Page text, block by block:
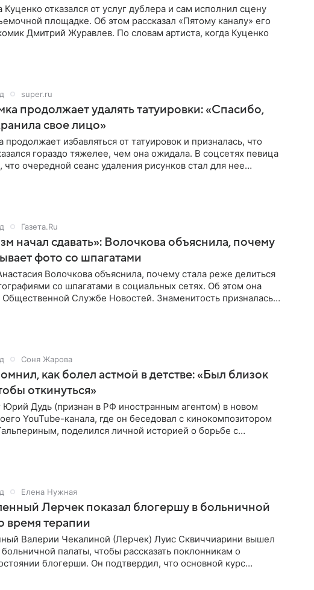
Куценко отказался от услуг дублера и сам исполнил сцену
площадке. Об этом рассказал «Пятому каналу» его
Дмитрий Журавлев. По словам артиста, когда Куценко
super.ru
продолжает удалять татуировки: «Спасибо,
свое лицо»
продолжает избавляться от татуировок и призналась, что
гораздо тяжелее, чем она ожидала. В соцсетях певица
что очередной сеанс удаления рисунков стал для нее
Газета.Ru
начал сдавать»: Волочкова объяснила, почему
фото со шпагатами
Волочкова объяснила, почему стала реже делиться
со шпагатами в социальных сетях. Об этом она
Общественной Службе Новостей. Знаменитость призналась,
Соня Жарова
как болел астмой в детстве: «Был близок
откинуться»
Юрий Дудь (признан в РФ иностранным агентом) в новом
YouTube-канала, где он беседовал с кинокомпозитором
поделился личной историей о борьбе с
Елена Нужная
Лерчек показал блогершу в больничной
время терапии
Валерии Чекалиной (Лерчек) Луис Сквиччиарини вышел
больничной палаты, чтобы рассказать поклонникам о
блогерши. Он подтвердил, что основной курс